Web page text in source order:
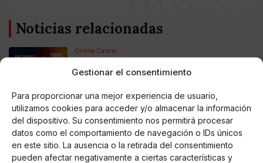
Gestionar el consentimiento
Para proporcionar una mejor experiencia de usuario,
utilizamos cookies para acceder y/o almacenar la información
del dispositivo. Su consentimiento nos permitirá procesar
datos como el comportamiento de navegación o IDs únicos
en este sitio. La ausencia o la retirada del consentimiento
pueden afectar negativamente a ciertas características y
Noticias relacionadas
Online Casino
Mejores Cripto Casinos Online en
Colombia 2025: Bitcoin Casinos
Mejores Casinos Online con Bitcoin y
Criptomonedas en Argentina 2025
Online Casino